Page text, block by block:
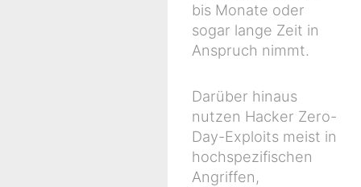
bis Monate oder
sogar lange Zeit in
Anspruch nimmt.
Darüber hinaus
nutzen Hacker Zero-
Day-Exploits meist in
hochspezifischen
Angriffen,